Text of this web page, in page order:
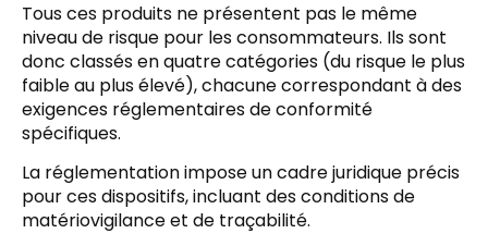
Tous ces produits ne présentent pas le même
niveau de risque pour les consommateurs. Ils sont
donc classés en quatre catégories (du risque le plus
faible au plus élevé), chacune correspondant à des
exigences réglementaires de conformité
spécifiques.
La réglementation impose un cadre juridique précis
pour ces dispositifs, incluant des conditions de
matériovigilance et de traçabilité.